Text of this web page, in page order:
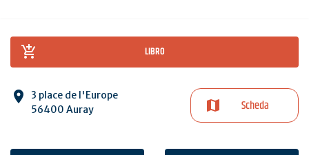
LIBRO
3 place de l'Europe
56400 Auray
Scheda